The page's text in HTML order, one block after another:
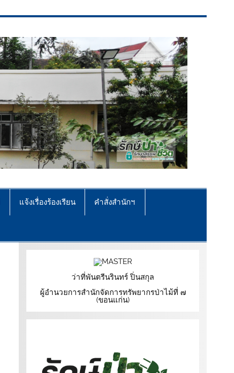
แจ้งเรื่องร้องเรียน คำสั่งสำนักฯ
ว่าที่พันตรีนรินทร์ ปิ่นสกุล
ผู้อำนวยการสำนักจัดการทรัพยากรป่าไม้ที่ ๗
(ขอนแก่น)